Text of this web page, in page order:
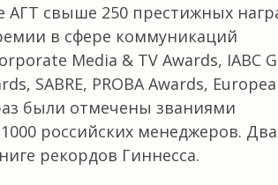
АГТ свыше 250 престижных
в сфере коммуникаций
Media & TV Awards, IABC
SABRE, PROBA Awards,
были отмечены званиями
российских менеджеров.
рекордов Гиннесса.